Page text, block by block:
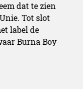
dat te zien
Tot slot
label de
Burna Boy